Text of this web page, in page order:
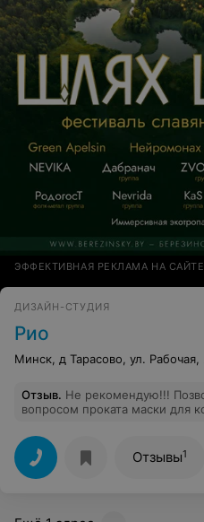
ЭФФЕКТИВНАЯ РЕКЛАМА НА САЙТЕ
ДИЗАЙН-СТУДИЯ
Рио
Минск, д Тарасово, ул. Рабочая,
Отзыв. Не рекомендую!!!
вопросом проката маски для
пятницу, чтобы взять в
можно ли забронировать,
Сказали, ничего не надо
приезжайте в пятницу, только
Отзывы1